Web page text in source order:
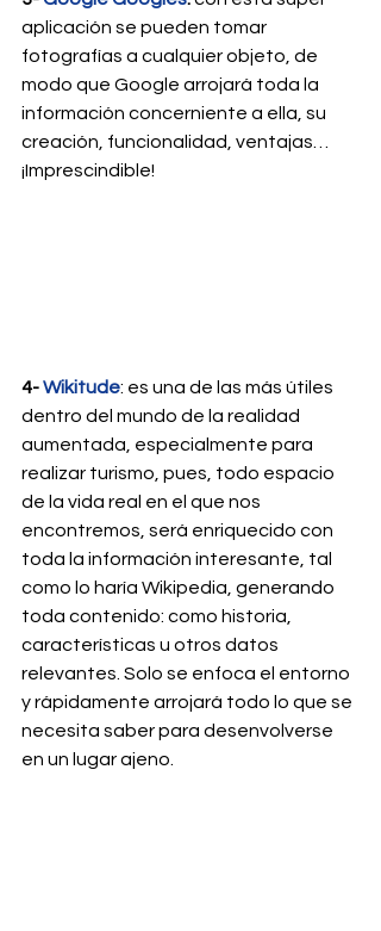
aplicación se pueden tomar
fotografías a cualquier objeto, de
modo que Google arrojará toda la
información concerniente a ella, su
creación, funcionalidad, ventajas…
¡Imprescindible!
4- Wikitude: es una de las más útiles
dentro del mundo de la realidad
aumentada, especialmente para
realizar turismo, pues, todo espacio
de la vida real en el que nos
encontremos, será enriquecido con
toda la información interesante, tal
como lo haría Wikipedia, generando
toda contenido: como historia,
características u otros datos
relevantes. Solo se enfoca el entorno
y rápidamente arrojará todo lo que se
necesita saber para desenvolverse
en un lugar ajeno.